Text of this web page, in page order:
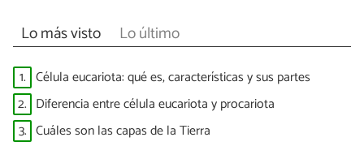
Lo más visto Lo último
1. Célula eucariota: qué es, características y sus partes
2. Diferencia entre célula eucariota y procariota
3. Cuáles son las capas de la Tierra